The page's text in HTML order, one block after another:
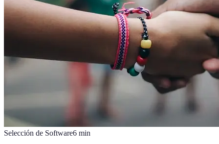
Selección de Software6 min